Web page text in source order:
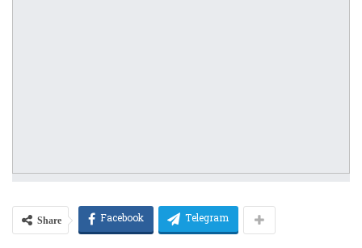
Share Facebook Telegram